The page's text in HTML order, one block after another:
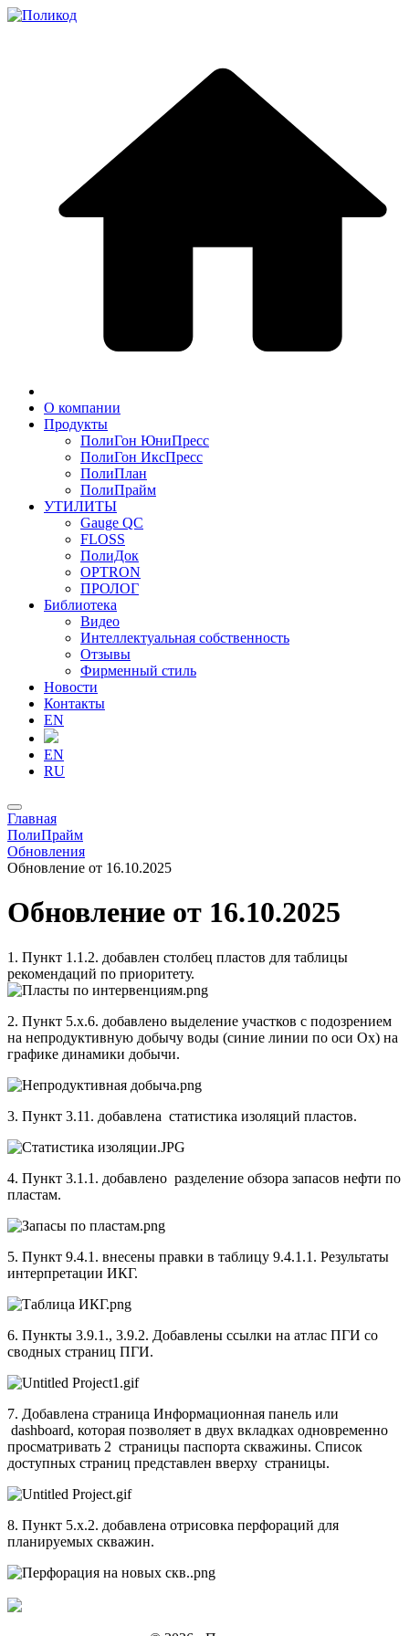
О компании
Продукты
ПолиГон ЮниПресс
ПолиГон ИксПресс
ПолиПлан
ПолиПрайм
УТИЛИТЫ
Gauge QC
FLOSS
ПолиДок
OPTRON
ПРОЛОГ
Библиотека
Видео
Интеллектуальная собственность
Отзывы
Фирменный стиль
Новости
Контакты
EN
EN
RU
Главная
ПолиПрайм
Обновления
Обновление от 16.10.2025
Обновление от 16.10.2025
1. Пункт 1.1.2. добавлен столбец пластов для таблицы
рекомендаций по приоритету.
2. Пункт 5.х.6. добавлено выделение участков с подозрением
на непродуктивную добычу воды (синие линии по оси Ох) на
графике динамики добычи.
3. Пункт 3.11. добавлена статистика изоляций пластов.
4. Пункт 3.1.1. добавлено разделение обзора запасов нефти по
пластам.
5. Пункт 9.4.1. внесены правки в таблицу 9.4.1.1. Результаты
интерпретации ИКГ.
6. Пункты 3.9.1., 3.9.2. Добавлены ссылки на атлас ПГИ со
сводных страниц ПГИ.
7. Добавлена страница Информационная панель или
dashboard, которая позволяет в двух вкладках одновременно
просматривать 2 страницы паспорта скважины. Список
доступных страниц представлен вверху страницы.
8. Пункт 5.x.2. добавлена отрисовка перфораций для
планируемых скважин.